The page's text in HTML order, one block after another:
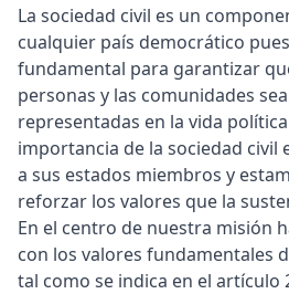
La sociedad civil es un
cualquier país democrático
fundamental para garantizar
personas y las comunidades
representadas en la vida
importancia de la sociedad civil
a sus estados miembros y
reforzar los valores que la
En el centro de nuestra misión
con los valores fundamentales
tal como se indica en el artículo